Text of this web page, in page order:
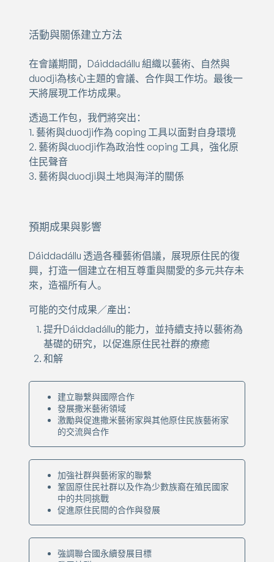
活動與關係建立方法
在會議期間，Dáiddadállu 組織以藝術、自然與
duodji為核心主題的會議、合作與工作坊。最後一
天將展現工作坊成果。
透過工作包，我們將突出：
1. 藝術與duodji作為 coping 工具以面對自身環境
2. 藝術與duodji作為政治性 coping 工具，強化原
住民聲音
3. 藝術與duodji與土地與海洋的關係
預期成果與影響
Dáiddadállu 透過各種藝術倡議，展現原住民的復
興，打造一個建立在相互尊重與關愛的多元共存未
來，造福所有人。
可能的交付成果／產出：
提升Dáiddadállu的能力，並持續支持以藝術為
基礎的研究，以促進原住民社群的療癒
和解
建立聯繫與國際合作
發展撒米藝術領域
激勵與促進撒米藝術家與其他原住民族藝術家
的交流與合作
加強社群與藝術家的聯繫
鞏固原住民社群以及作為少數族裔在殖民國家
中的共同挑戰
促進原住民間的合作與發展
強調聯合國永續發展目標